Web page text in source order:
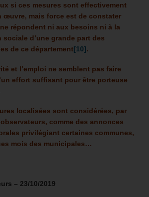
si ces mesures sont effectivement
œuvre, mais force est de constater
ne répondent ni aux besoins ni à la
sociale d’une grande part des
de ce département[10].
et l’emploi ne semblent pas faire
effort suffisant pour être porteuse
localisées sont considérées, par
comme des annonces
privilégiant certaines communes,
mois des municipales…
– 23/10/2019